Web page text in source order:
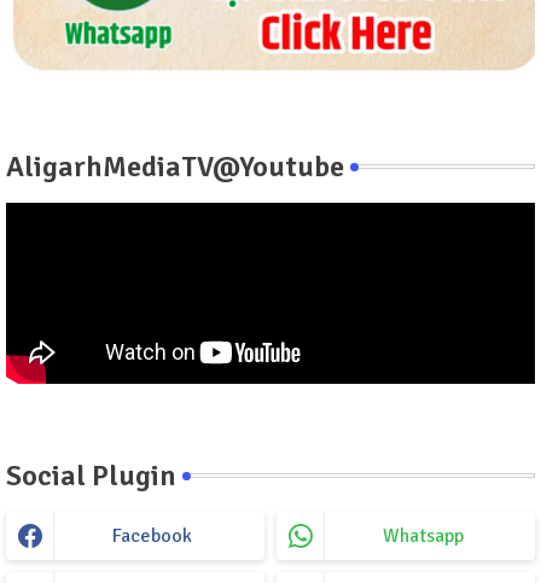
AligarhMediaTV@Youtube
Social Plugin
Facebook Whatsapp